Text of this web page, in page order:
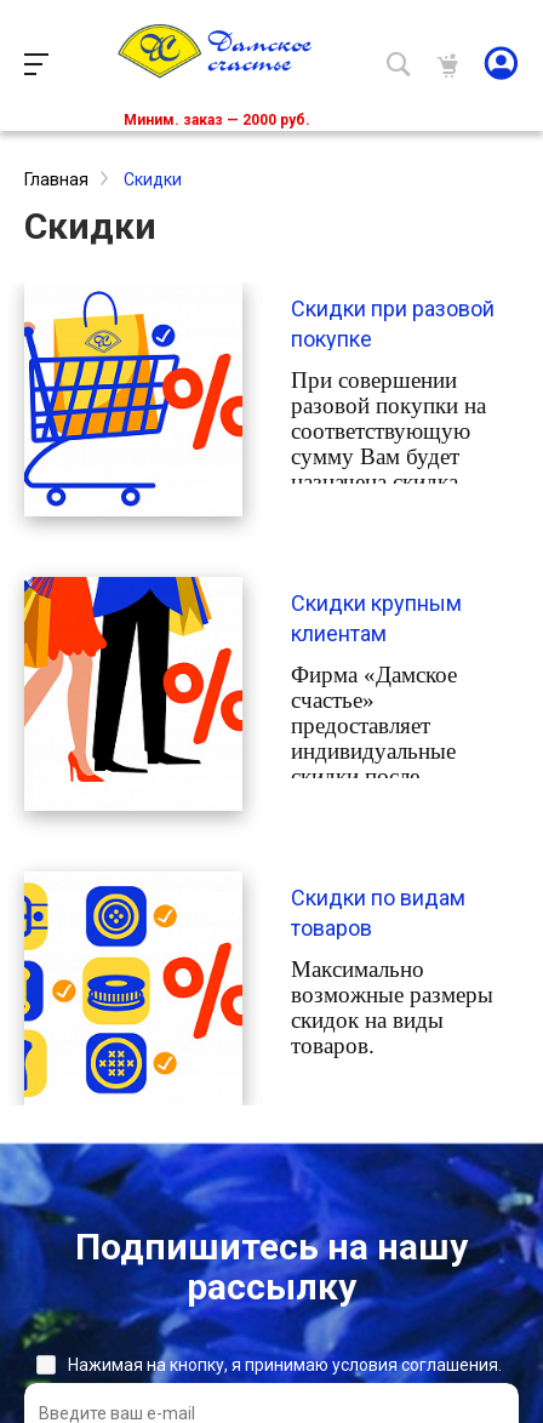
Миним. заказ — 2000 руб.
Главная Скидки
Скидки
Скидки при разовой
покупке
При совершении
разовой покупки на
соответствующую
сумму Вам будет
назначена скидка,
покупок.
Скидки крупным
клиентам
Фирма «Дамское
счастье»
предоставляет
индивидуальные
скидки после
Скидки по видам
товаров
Максимально
возможные размеры
скидок на виды
товаров.
Подпишитесь на нашу
рассылку
Нажимая на кнопку, я принимаю условия соглашения.